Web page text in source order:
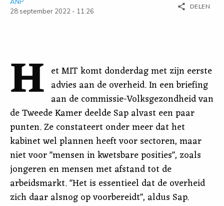
28 september 2022 - 11:26
share DELEN
H et MIT komt donderdag met zijn eerste
advies aan de overheid. In een briefing
aan de commissie-Volksgezondheid van
de Tweede Kamer deelde Sap alvast een paar
punten. Ze constateert onder meer dat het
kabinet wel plannen heeft voor sectoren, maar
niet voor "mensen in kwetsbare posities", zoals
jongeren en mensen met afstand tot de
arbeidsmarkt. "Het is essentieel dat de overheid
zich daar alsnog op voorbereidt", aldus Sap.